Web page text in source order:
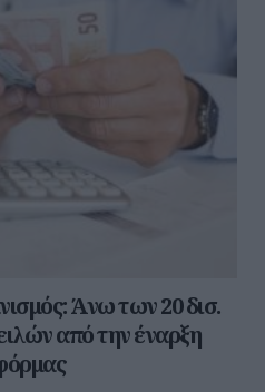
Άνω των 20 δισ.
από την έναρξη